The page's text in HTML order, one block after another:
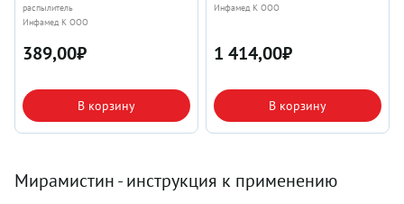
распылитель
Инфамед К ООО
389,00₽
В корзину
Инфамед К ООО
1 414,00₽
В корзину
Мирамистин - инструкция к применению